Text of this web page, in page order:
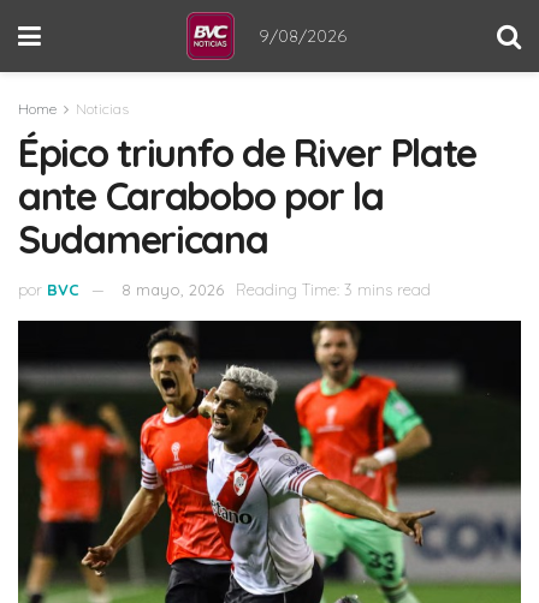
9/08/2026
Home Noticias
Épico triunfo de River Plate
ante Carabobo por la
Sudamericana
por BVC 8 mayo, 2026 Reading Time: 3 mins read